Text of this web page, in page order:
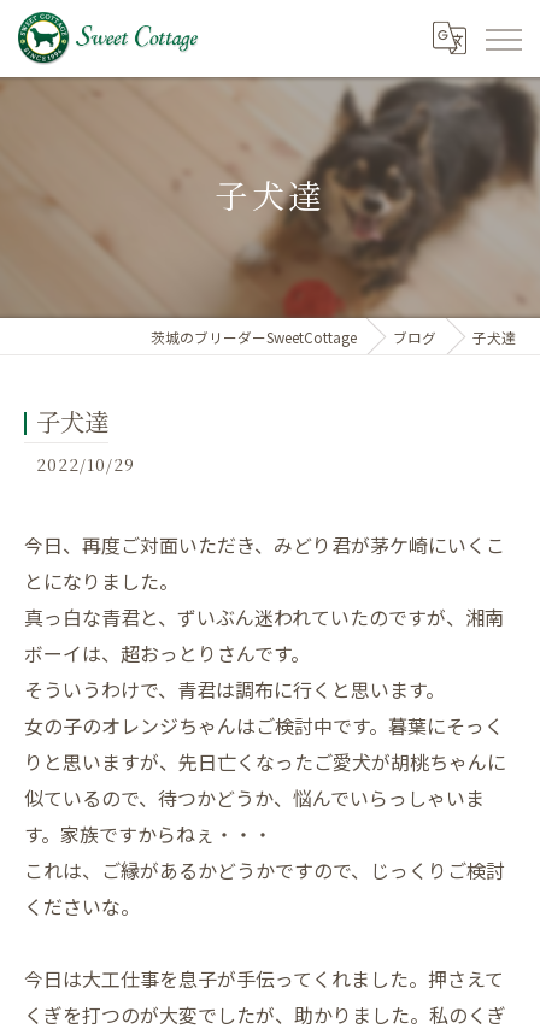
子犬達
茨城のブリーダーSweetCottage ブログ 子犬達
子犬達
2022/10/29
今日、再度ご対面いただき、みどり君が茅ケ崎にいくこ
とになりました。
真っ白な青君と、ずいぶん迷われていたのですが、湘南
ボーイは、超おっとりさんです。
そういうわけで、青君は調布に行くと思います。
女の子のオレンジちゃんはご検討中です。暮葉にそっく
りと思いますが、先日亡くなったご愛犬が胡桃ちゃんに
似ているので、待つかどうか、悩んでいらっしゃいま
す。家族ですからねぇ・・・
これは、ご縁があるかどうかですので、じっくりご検討
くださいな。
今日は大工仕事を息子が手伝ってくれました。押さえて
くぎを打つのが大変でしたが、助かりました。私のくぎ